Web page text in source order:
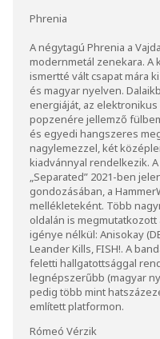
Phrenia
A négytagú Phrenia a
modernmetál zenekara. A
ismertté vált csapat mára
és magyar nyelven.
energiáját, az
popzenére jellemző
és egyedi hangszeres
nagylemezzel, két
kiadvánnyal rendelkezik.
„Separated” 2021-ben
gondozásában, a
mellékleteként. Több
oldalán is
igénye nélkül: Anisokay
Leander Kills, FISH!. A
feletti hallgatottsággal
legnépszerűbb (magyar
pedig több mint
említett platformon.
Rómeó Vérzik